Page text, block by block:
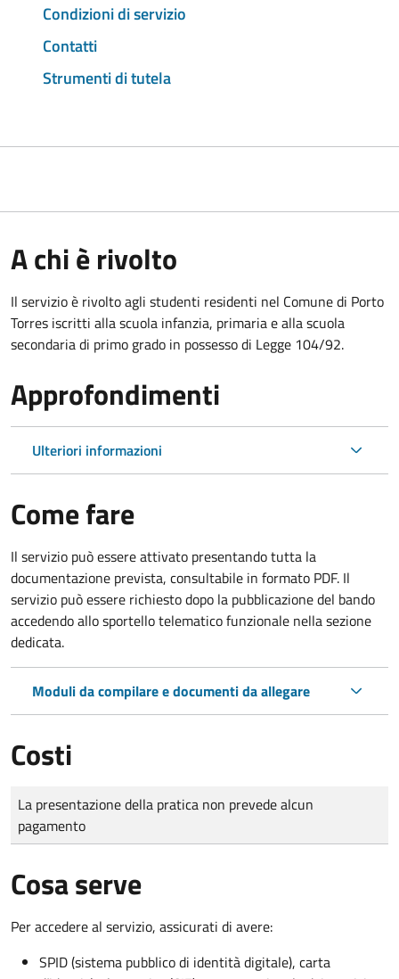
Condizioni di servizio
Contatti
Strumenti di tutela
A chi è rivolto
Il servizio è rivolto agli studenti residenti nel Comune di Porto
Torres iscritti alla scuola infanzia, primaria e alla scuola
secondaria di primo grado in possesso di Legge 104/92.
Approfondimenti
Ulteriori informazioni
Come fare
Il servizio può essere attivato presentando tutta la
documentazione prevista, consultabile in formato PDF. Il
servizio può essere richiesto dopo la pubblicazione del bando
accedendo allo sportello telematico funzionale nella sezione
dedicata.
Moduli da compilare e documenti da allegare
Costi
Tipo di pagamento
Importo
La presentazione della pratica non prevede alcun
pagamento
Cosa serve
Per accedere al servizio, assicurati di avere:
SPID (sistema pubblico di identità digitale), carta